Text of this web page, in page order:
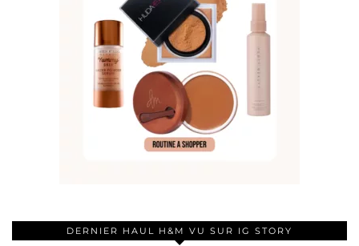
DERNIER HAUL H&M VU SUR IG STORY